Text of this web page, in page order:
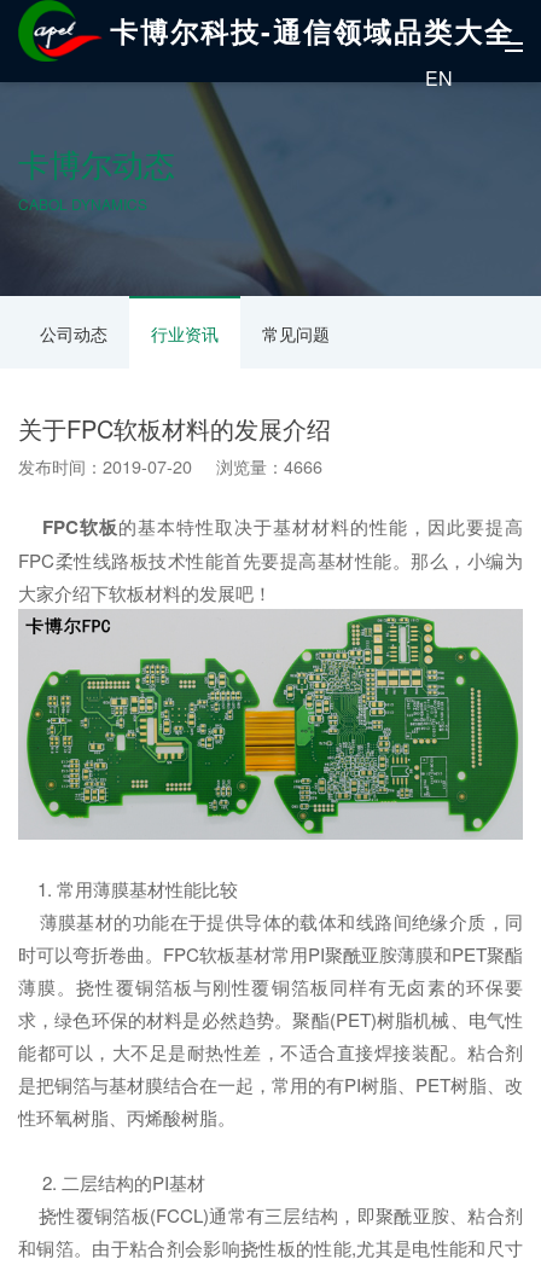
卡博尔科技-通信领域品类大全
EN
卡博尔动态
CABOL DYNAMICS
公司动态 行业资讯 常见问题
关于FPC软板材料的发展介绍
发布时间：2019-07-20 浏览量：4666
FPC软板的基本特性取决于基材材料的性能，因此要提高
FPC柔性线路板技术性能首先要提高基材性能。那么，小编为
大家介绍下软板材料的发展吧！
1. 常用薄膜基材性能比较
薄膜基材的功能在于提供导体的载体和线路间绝缘介质，同
时可以弯折卷曲。FPC软板基材常用PI聚酰亚胺薄膜和PET聚酯
薄膜。挠性覆铜箔板与刚性覆铜箔板同样有无卤素的环保要
求，绿色环保的材料是必然趋势。聚酯(PET)树脂机械、电气性
能都可以，大不足是耐热性差，不适合直接焊接装配。粘合剂
是把铜箔与基材膜结合在一起，常用的有PI树脂、PET树脂、改
性环氧树脂、丙烯酸树脂。
2. 二层结构的PI基材
挠性覆铜箔板(FCCL)通常有三层结构，即聚酰亚胺、粘合剂
和铜箔。由于粘合剂会影响挠性板的性能,尤其是电性能和尺寸